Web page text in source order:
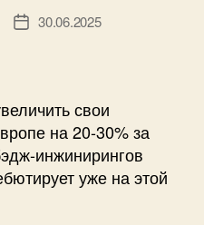
Дата30.06.2025
свои
на 20-30% за
инжинирингов
уже на этой